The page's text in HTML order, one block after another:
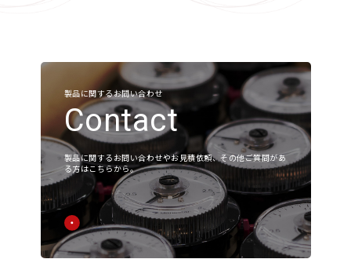
製品に関するお問い合わせ
Contact
製品に関するお問い合わせやお見積依頼、その他ご質問があ
る方はこちらから。